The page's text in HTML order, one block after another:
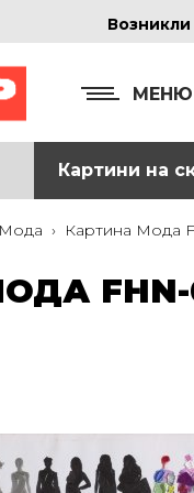
МЕНЮ
Картини на
Мода › Картина Мода
м.